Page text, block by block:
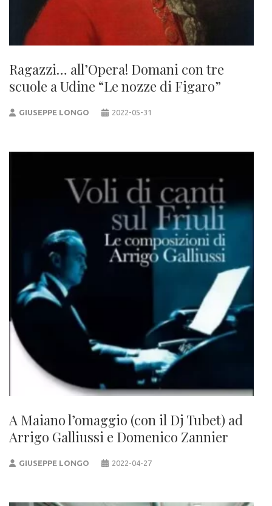
Ragazzi… all’Opera! Domani con tre
scuole a Udine “Le nozze di Figaro”
GIUSEPPE LONGO 2022-05-31
A Maiano l’omaggio (con il Dj Tubet) ad
Arrigo Galliussi e Domenico Zannier
GIUSEPPE LONGO 2022-04-27